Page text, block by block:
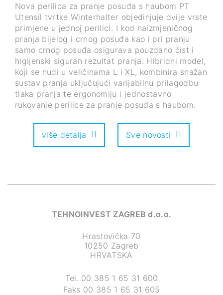
Nova perilica za pranje posuđa s haubom PT
Utensil tvrtke Winterhalter objedinjuje dvije vrste
primjene u jednoj perilici. I kod naizmjeničnog
pranja bijelog i crnog posuđa kao i pri pranju
samo crnog posuđa osigurava pouzdano čist i
higijenski siguran rezultat pranja. Hibridni model,
koji se nudi u veličinama L i XL, kombinira snažan
sustav pranja uključujući varijabilnu prilagodbu
tlaka pranja te ergonomiju i jednostavno
rukovanje perilice za pranje posuđa s haubom.
više detalja Sve novosti
TEHNOINVEST ZAGREB d.o.o.
Hrastovička 70
10250 Zagreb
HRVATSKA
Tel. 00 385 1 65 31 600
Faks 00 385 1 65 31 605